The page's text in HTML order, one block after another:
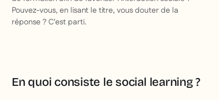
Pouvez-vous, en lisant le titre, vous douter de la
réponse ? C'est parti.
En quoi consiste le social learning ?